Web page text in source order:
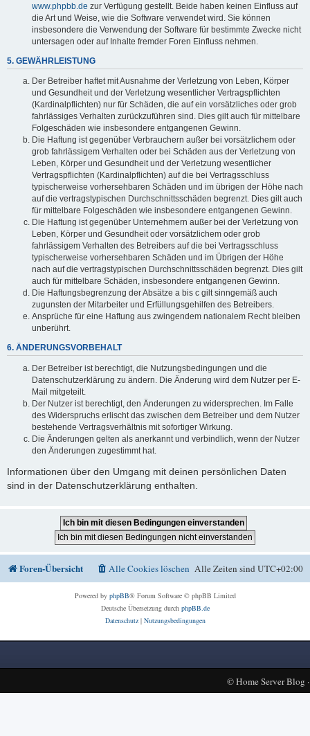
www.phpbb.de zur Verfügung gestellt. Beide haben keinen Einfluss auf
die Art und Weise, wie die Software verwendet wird. Sie können
insbesondere die Verwendung der Software für bestimmte Zwecke nicht
untersagen oder auf Inhalte fremder Foren Einfluss nehmen.
5. GEWÄHRLEISTUNG
Der Betreiber haftet mit Ausnahme der Verletzung von Leben, Körper
und Gesundheit und der Verletzung wesentlicher Vertragspflichten
(Kardinalpflichten) nur für Schäden, die auf ein vorsätzliches oder grob
fahrlässiges Verhalten zurückzuführen sind. Dies gilt auch für mittelbare
Folgeschäden wie insbesondere entgangenen Gewinn.
Die Haftung ist gegenüber Verbrauchern außer bei vorsätzlichem oder
grob fahrlässigem Verhalten oder bei Schäden aus der Verletzung von
Leben, Körper und Gesundheit und der Verletzung wesentlicher
Vertragspflichten (Kardinalpflichten) auf die bei Vertragsschluss
typischerweise vorhersehbaren Schäden und im übrigen der Höhe nach
auf die vertragstypischen Durchschnittsschäden begrenzt. Dies gilt auch
für mittelbare Folgeschäden wie insbesondere entgangenen Gewinn.
Die Haftung ist gegenüber Unternehmern außer bei der Verletzung von
Leben, Körper und Gesundheit oder vorsätzlichem oder grob
fahrlässigem Verhalten des Betreibers auf die bei Vertragsschluss
typischerweise vorhersehbaren Schäden und im Übrigen der Höhe
nach auf die vertragstypischen Durchschnittsschäden begrenzt. Dies gilt
auch für mittelbare Schäden, insbesondere entgangenen Gewinn.
Die Haftungsbegrenzung der Absätze a bis c gilt sinngemäß auch
zugunsten der Mitarbeiter und Erfüllungsgehilfen des Betreibers.
Ansprüche für eine Haftung aus zwingendem nationalem Recht bleiben
unberührt.
6. ÄNDERUNGSVORBEHALT
Der Betreiber ist berechtigt, die Nutzungsbedingungen und die
Datenschutzerklärung zu ändern. Die Änderung wird dem Nutzer per E-
Mail mitgeteilt.
Der Nutzer ist berechtigt, den Änderungen zu widersprechen. Im Falle
des Widerspruchs erlischt das zwischen dem Betreiber und dem Nutzer
bestehende Vertragsverhältnis mit sofortiger Wirkung.
Die Änderungen gelten als anerkannt und verbindlich, wenn der Nutzer
den Änderungen zugestimmt hat.
Informationen über den Umgang mit deinen persönlichen Daten
sind in der Datenschutzerklärung enthalten.
Foren-Übersicht Alle Zeiten sindUTC+02:00
Alle Cookies löschen
Powered by phpBB® Forum Software © phpBB Limited
Deutsche Übersetzung durch phpBB.de
Datenschutz| Nutzungsbedingungen
©Home Server Blog